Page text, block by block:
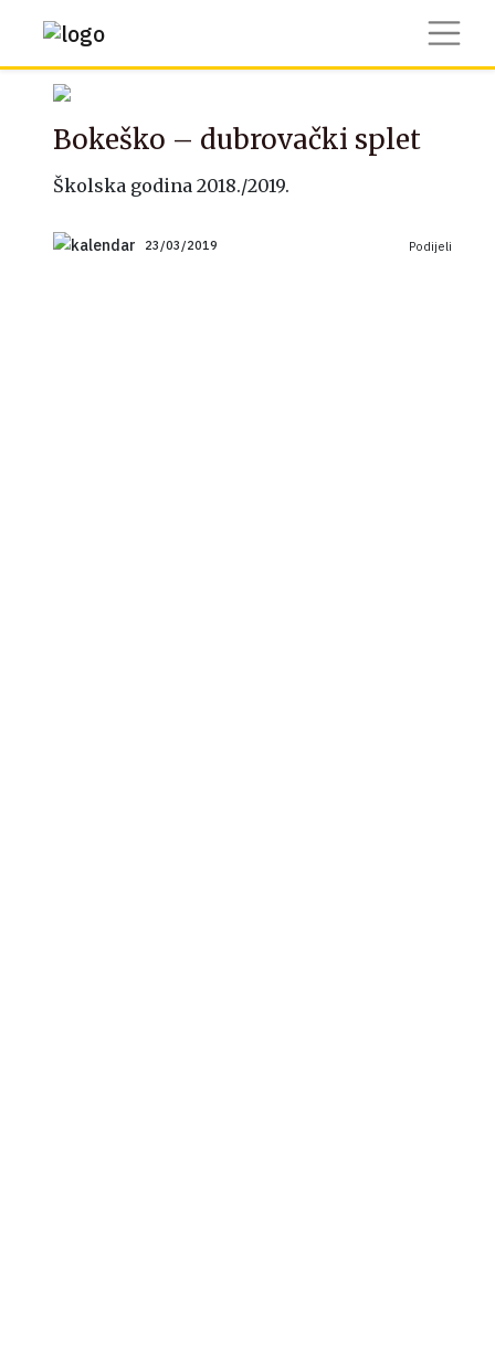
Bokeško – dubrovački splet
Školska godina 2018./2019.
23/03/2019 Podijeli